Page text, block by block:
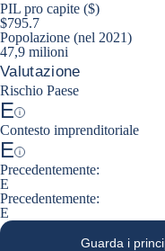
PIL pro capite ($)
$795.7
Popolazione (nel 2021)
47,9 milioni
Valutazione
Rischio Paese
E
Help
Contesto imprenditoriale
E
Help
Precedentemente:
E
Precedentemente:
E
Guarda i